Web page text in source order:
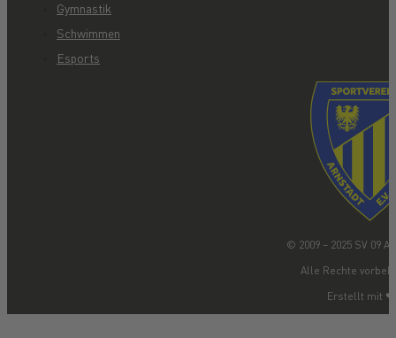
© 2009 – 2025 SV 09
Alle Rechte
Erstellt mit ❤
Gymnastik
Schwimmen
Esports